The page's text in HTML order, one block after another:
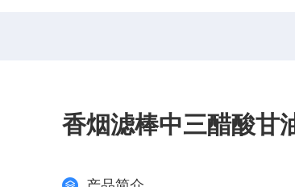
香烟滤棒中三醋酸甘